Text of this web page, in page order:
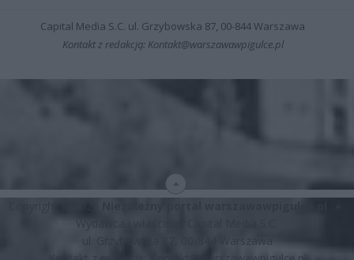
Capital Media S.C. ul. Grzybowska 87, 00-844 Warszawa
Kontakt z redakcją: Kontakt@warszawawpigulce.pl